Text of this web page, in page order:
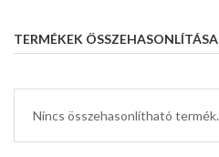
TERMÉKEK ÖSSZEHASONLÍTÁSA
Nincs összehasonlítható termék.